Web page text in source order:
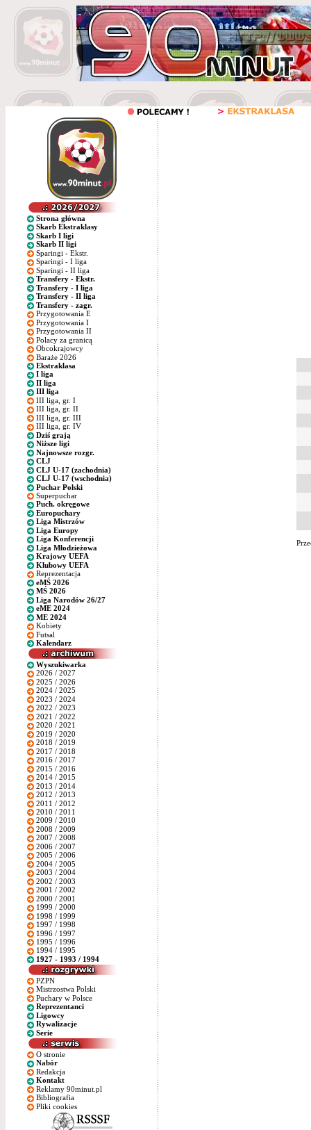
Strona główna
Skarb Ekstraklasy
Skarb I ligi
Skarb II ligi
Sparingi - Ekstr.
Sparingi - I liga
Sparingi - II liga
Transfery - Ekstr.
Transfery - I liga
Transfery - II liga
Transfery - zagr.
Przygotowania E
Przygotowania I
Przygotowania II
Polacy za granicą
Obcokrajowcy
Baraże 2026
Ekstraklasa
I liga
II liga
III liga
III liga, gr. I
III liga, gr. II
III liga, gr. III
III liga, gr. IV
Dziś grają
Niższe ligi
Najnowsze rozgr.
CLJ
CLJ U-17 (zachodnia)
CLJ U-17 (wschodnia)
Puchar Polski
Superpuchar
Puch. okręgowe
Europuchary
Liga Mistrzów
Liga Europy
Liga Konferencji
Liga Młodzieżowa
Krajowy UEFA
Klubowy UEFA
Reprezentacja
eMŚ 2026
MŚ 2026
Liga Narodów 26/27
eME 2024
ME 2024
Kobiety
Futsal
Kalendarz
Wyszukiwarka
2026 / 2027
2025 / 2026
2024 / 2025
2023 / 2024
2022 / 2023
2021 / 2022
2020 / 2021
2019 / 2020
2018 / 2019
2017 / 2018
2016 / 2017
2015 / 2016
2014 / 2015
2013 / 2014
2012 / 2013
2011 / 2012
2010 / 2011
2009 / 2010
2008 / 2009
2007 / 2008
2006 / 2007
2005 / 2006
2004 / 2005
2003 / 2004
2002 / 2003
2001 / 2002
2000 / 2001
1999 / 2000
1998 / 1999
1997 / 1998
1996 / 1997
1995 / 1996
1994 / 1995
1927 - 1993 / 1994
PZPN
Mistrzostwa Polski
Puchary w Polsce
Reprezentanci
Ligowcy
Rywalizacje
Serie
O stronie
Nabór
Redakcja
Kontakt
Reklamy 90minut.pl
Bibliografia
Pliki cookies